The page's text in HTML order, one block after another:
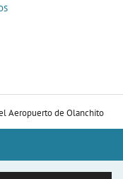
Aeropuerto de Olanchito